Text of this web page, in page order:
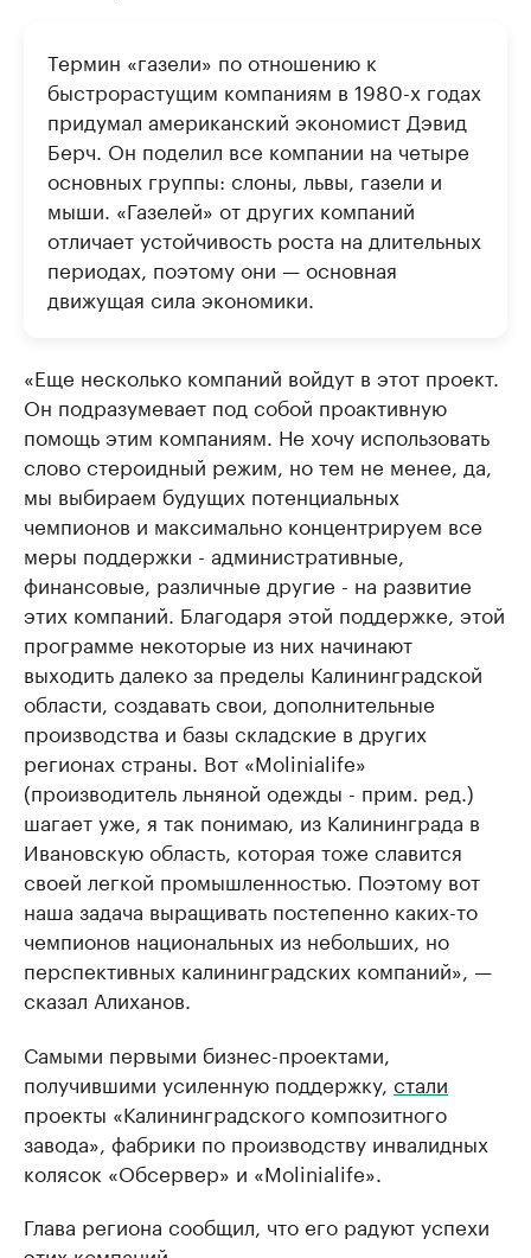
Термин «газели» по отношению к
быстрорастущим компаниям в 1980-х годах
придумал американский экономист Дэвид
Берч. Он поделил все компании на четыре
основных группы: слоны, львы, газели и
мыши. «Газелей» от других компаний
отличает устойчивость роста на длительных
периодах, поэтому они — основная
движущая сила экономики.
«Еще несколько компаний войдут в этот проект.
Он подразумевает под собой проактивную
помощь этим компаниям. Не хочу использовать
слово стероидный режим, но тем не менее, да,
мы выбираем будущих потенциальных
чемпионов и максимально концентрируем все
меры поддержки - административные,
финансовые, различные другие - на развитие
этих компаний. Благодаря этой поддержке, этой
программе некоторые из них начинают
выходить далеко за пределы Калининградской
области, создавать свои, дополнительные
производства и базы складские в других
регионах страны. Вот «Molinialife»
(производитель льняной одежды - прим. ред.)
шагает уже, я так понимаю, из Калининграда в
Ивановскую область, которая тоже славится
своей легкой промышленностью. Поэтому вот
наша задача выращивать постепенно каких-то
чемпионов национальных из небольших, но
перспективных калининградских компаний», —
сказал Алиханов.
Самыми первыми бизнес-проектами,
получившими усиленную поддержку, стали
проекты «Калининградского композитного
завода», фабрики по производству инвалидных
колясок «Обсервер» и «Molinialife».
Глава региона сообщил, что его радуют успехи